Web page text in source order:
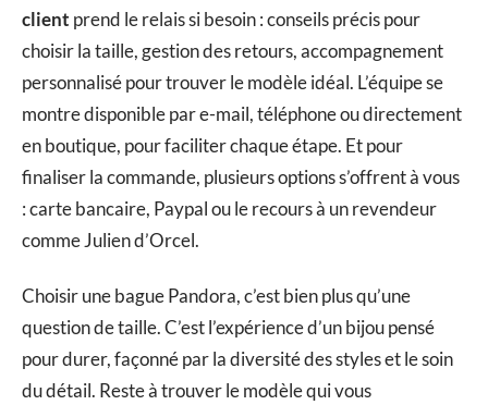
client prend le relais si besoin : conseils précis pour
choisir la taille, gestion des retours, accompagnement
personnalisé pour trouver le modèle idéal. L’équipe se
montre disponible par e-mail, téléphone ou directement
en boutique, pour faciliter chaque étape. Et pour
finaliser la commande, plusieurs options s’offrent à vous
: carte bancaire, Paypal ou le recours à un revendeur
comme Julien d’Orcel.
Choisir une bague Pandora, c’est bien plus qu’une
question de taille. C’est l’expérience d’un bijou pensé
pour durer, façonné par la diversité des styles et le soin
du détail. Reste à trouver le modèle qui vous